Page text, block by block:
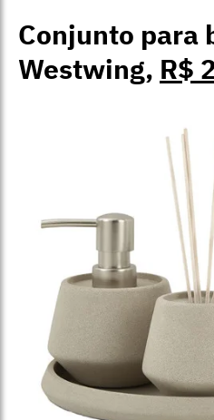
Conjunto para
Westwing, R$